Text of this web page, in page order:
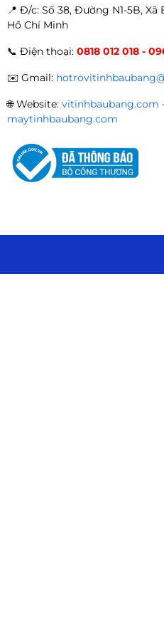
📍 Đ/c: Số 38, Đường N1-5B, Xã
Hồ Chí Minh
📞 Điện thoại: 0818 012 018 -
✉️ Gmail:
🌐Website: vitinhbaubang.com
maytinhbaubang.com